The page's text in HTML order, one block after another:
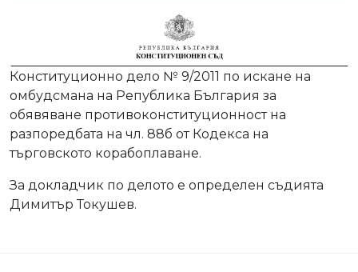
Конституционно дело № 9/2011 по искане на
омбудсмана на Република България за
обявяване противоконституционност на
разпоредбата на чл. 88б от Кодекса на
търговското корабоплаване.
За докладчик по делото е определен съдията
Димитър Токушев.